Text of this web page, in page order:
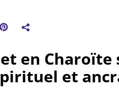
en Charoïte
et